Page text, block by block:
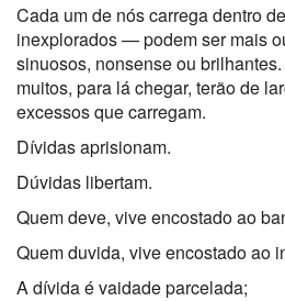
Cada um de nós carrega dentro
inexplorados — podem ser mais
sinuosos, nonsense ou
muitos, para lá chegar, terão de
excessos que carregam.
Dívidas aprisionam.
Dúvidas libertam.
Quem deve, vive encostado ao
Quem duvida, vive encostado ao
A dívida é vaidade parcelada;